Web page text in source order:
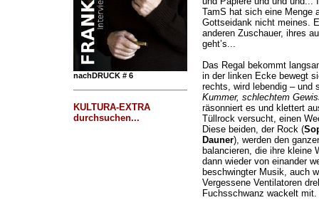
nachDRUCK # 6
KULTURA-EXTRA
durchsuchen...
TamS hat sich eine Menge
Gottseidank nicht meines.
anderen Zuschauer, ihres
geht’s...
Das Regal bekommt
in der linken Ecke bewegt
rechts, wird lebendig – und
Kummer, schlechtem
räsonniert es und klettert
Tüllrock versucht, einen
Diese beiden, der Rock (
Dauner), werden den
balancieren, die ihre kleine
dann wieder von einander
beschwingter Musik, auch
Vergessene Ventilatoren
Fuchsschwanz wackelt mit.